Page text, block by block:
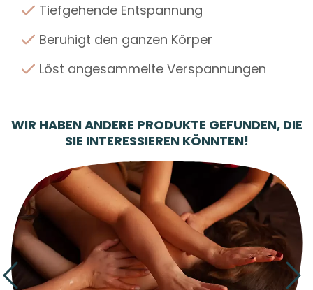
Tiefgehende Entspannung
Beruhigt den ganzen Körper
Löst angesammelte Verspannungen
WIR HABEN ANDERE PRODUKTE GEFUNDEN, DIE
SIE INTERESSIEREN KÖNNTEN!